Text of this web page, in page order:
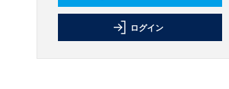
ログイン